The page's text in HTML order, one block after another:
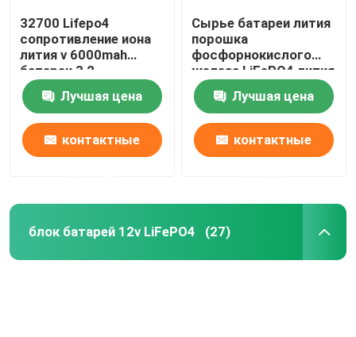
32700 Lifepo4
сопротивление иона
лития v 6000mah
батареи 3,2
высокотемпературное
Лучшая цена
контактные
Сырье батареи лития
порошка
фосфорнокислого
железа LiFePO4 лития
порошка батареи
LithiumiЛучшая цена
контактные
блок батарей 12v LiFePO4 (27)